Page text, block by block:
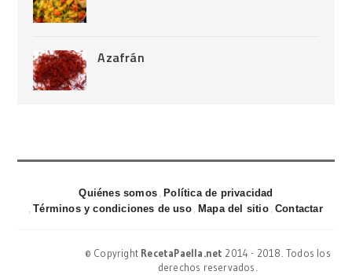
Azafrán
Quiénes somos
Política de privacidad
Términos y condiciones de uso
Mapa del sitio Contactar
© Copyright RecetaPaella.net 2014 - 2018. Todos los
derechos reservados.